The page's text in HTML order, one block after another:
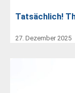
Tatsächlich!
27. Dezember 2025